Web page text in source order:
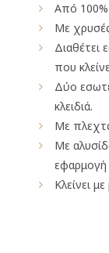
Από 100%
Με
Διαθέτει
που
Δύο
κλειδιά.
Με
Με
εφαρμογή
Κλείνει